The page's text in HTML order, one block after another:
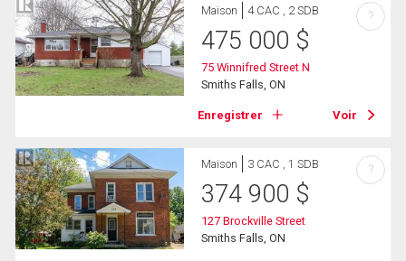
Maison 4 CAC , 2 SDB
475 000 $
75 Winnifred Street N
Smiths Falls, ON
Enregistrer Voir
?
Maison 3 CAC , 1 SDB
374 900 $
127 Brockville Street
Smiths Falls, ON
?